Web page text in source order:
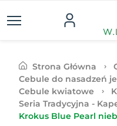
Strona Główna
Cebule do nasadzeń
Cebule kwiatowe
Seria Tradycyjna -
Krokus Blue Pearl